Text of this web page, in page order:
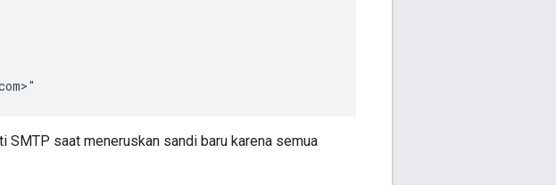
SMTP saat meneruskan sandi baru karena semua